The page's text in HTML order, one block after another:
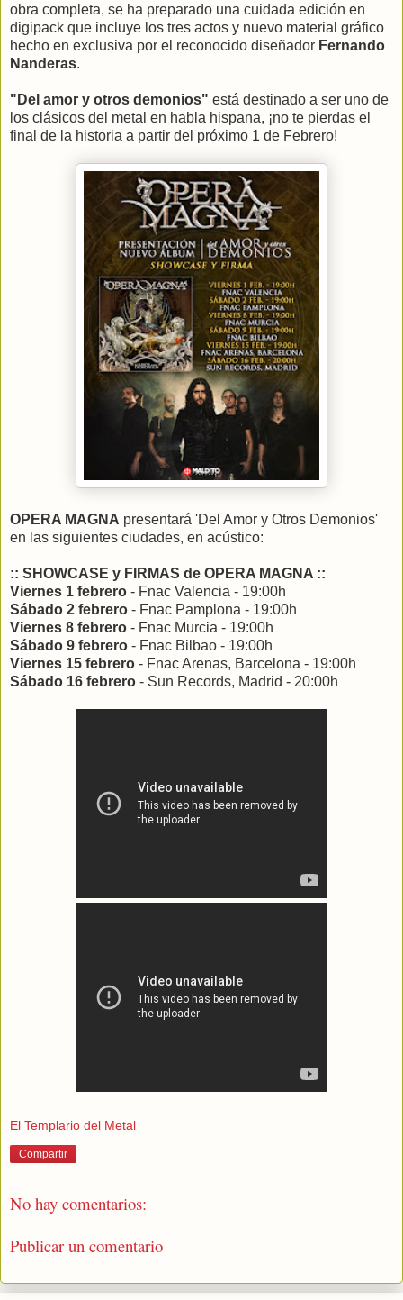
obra completa, se ha preparado una cuidada edición en
digipack que incluye los tres actos y nuevo material gráfico
hecho en exclusiva por el reconocido diseñador Fernando
Nanderas.
"Del amor y otros demonios" está destinado a ser uno de
los clásicos del metal en habla hispana, ¡no te pierdas el
final de la historia a partir del próximo 1 de Febrero!
OPERA MAGNA presentará 'Del Amor y Otros Demonios'
en las siguientes ciudades, en acústico:
:: SHOWCASE y FIRMAS de OPERA MAGNA ::
Viernes 1 febrero - Fnac Valencia - 19:00h
Sábado 2 febrero - Fnac Pamplona - 19:00h
Viernes 8 febrero - Fnac Murcia - 19:00h
Sábado 9 febrero - Fnac Bilbao - 19:00h
Viernes 15 febrero - Fnac Arenas, Barcelona - 19:00h
Sábado 16 febrero - Sun Records, Madrid - 20:00h
El Templario del Metal
Compartir
No hay comentarios:
Publicar un comentario